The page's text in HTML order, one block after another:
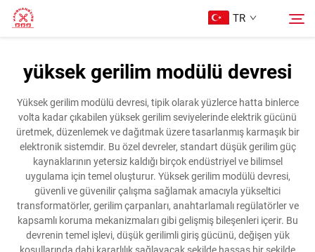
TR
Ana Sayfa
Ürünler
Hakkımızda
Davalar
Arama
yüksek gerilim modülü devresi
Yüksek gerilim modülü devresi, tipik olarak yüzlerce hatta binlerce
volta kadar çıkabilen yüksek gerilim seviyelerinde elektrik gücünü
üretmek, düzenlemek ve dağıtmak üzere tasarlanmış karmaşık bir
elektronik sistemdir. Bu özel devreler, standart düşük gerilim güç
kaynaklarının yetersiz kaldığı birçok endüstriyel ve bilimsel
uygulama için temel oluşturur. Yüksek gerilim modülü devresi,
güvenli ve güvenilir çalışma sağlamak amacıyla yükseltici
transformatörler, gerilim çarpanları, anahtarlamalı regülatörler ve
kapsamlı koruma mekanizmaları gibi gelişmiş bileşenleri içerir. Bu
devrenin temel işlevi, düşük gerilimli giriş gücünü, değişen yük